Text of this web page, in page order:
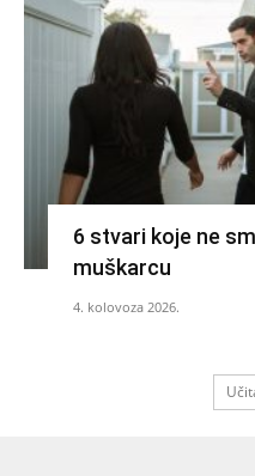
6 stvari koje ne
muškarcu
4. kolovoza 2026.